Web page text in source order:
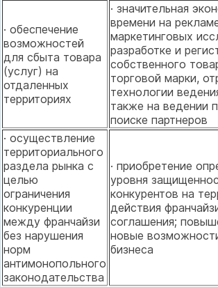
· обеспечение
возможностей
для сбыта товара
(услуг) на
отдаленных
территориях
· значительная
времени на
маркетинговых
разработке и
собственного
торговой марки,
технологии
также на ведении
поиске партнеров
· осуществление
территориального
раздела рынка с
целью
ограничения
конкуренции
между франчайзи
без нарушения
норм
антимонопольного
законодательства
· приобретение
уровня
конкурентов на
действия
соглашения;
новые
бизнеса